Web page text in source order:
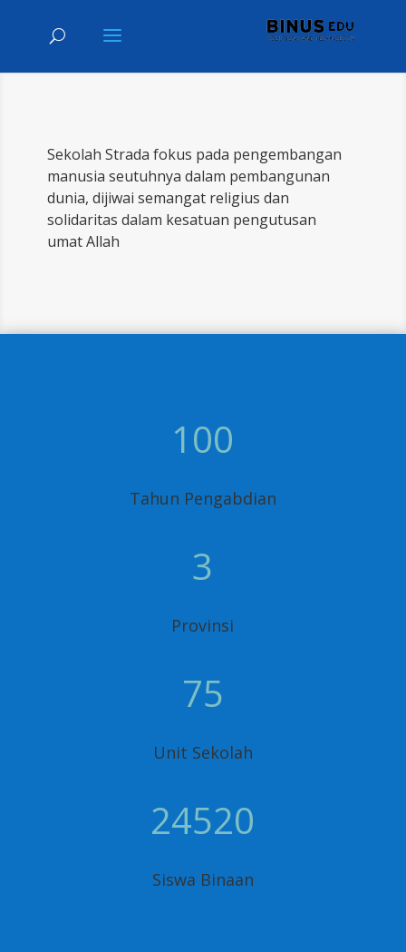
Sekolah Strada fokus pada pengembangan
manusia seutuhnya dalam pembangunan
dunia, dijiwai semangat religius dan
solidaritas dalam kesatuan pengutusan
umat Allah
100
Tahun Pengabdian
3
Provinsi
75
Unit Sekolah
24520
Siswa Binaan